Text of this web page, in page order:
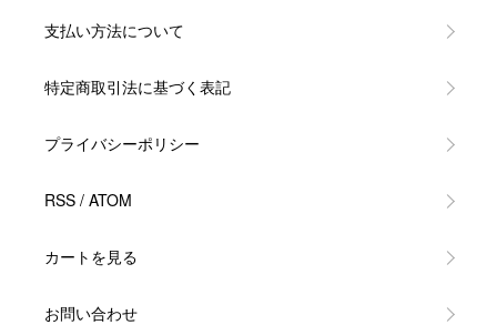
支払い方法について
特定商取引法に基づく表記
プライバシーポリシー
RSS / ATOM
カートを見る
お問い合わせ